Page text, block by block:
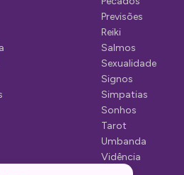
Previsões
Reiki
Salmos
Sexualidade
Signos
Simpatias
Sonhos
Tarot
Umbanda
Vidência